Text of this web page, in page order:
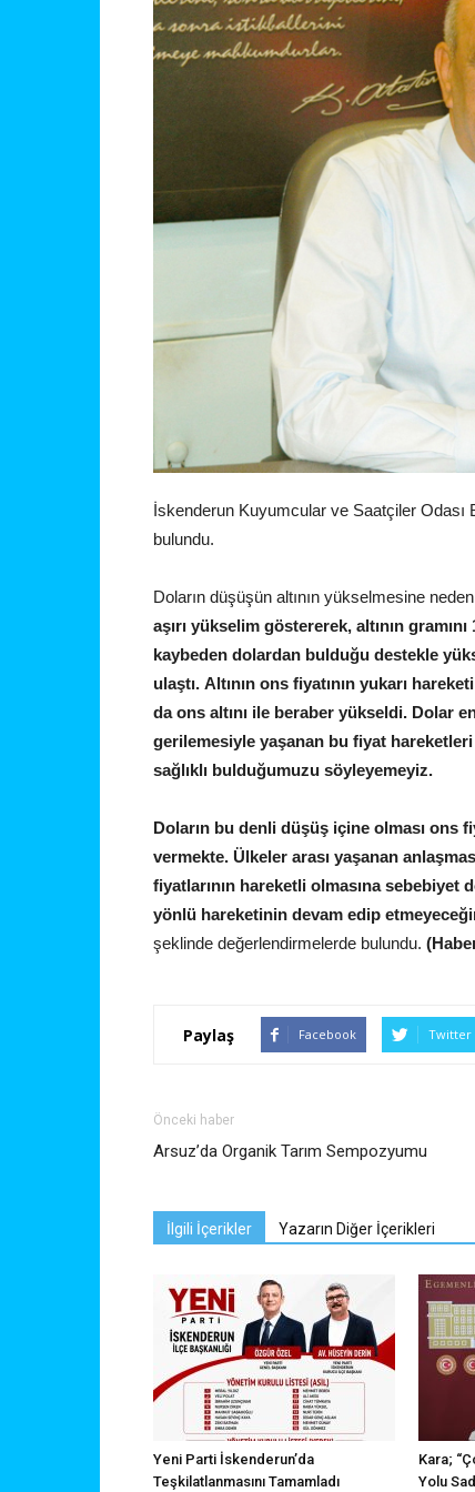
İskenderun Kuyumcular ve Saatçiler Odası
bulundu.
Doların düşüşün altının yükselmesine
aşırı yükselim göstererek, altının
kaybeden dolardan bulduğu destekle
ulaştı. Altının ons fiyatının yukarı
da ons altını ile beraber yükseldi. Dolar
gerilemesiyle yaşanan bu fiyat
sağlıklı bulduğumuzu söyleyemeyiz.
Doların bu denli düşüş içine olması ons
vermekte. Ülkeler arası yaşanan
fiyatlarının hareketli olmasına sebebiyet
yönlü hareketinin devam edip
şeklinde değerlendirmelerde bulundu.
Paylaş Facebook Twitter
Önceki haber
Arsuz’da Organik Tarım Sempozyumu
İlgili İçerikler Yazarın Diğer İçerikleri
Yeni Parti İskenderun’da
Teşkilatlanmasını Tamamladı
Kara;
Yolu